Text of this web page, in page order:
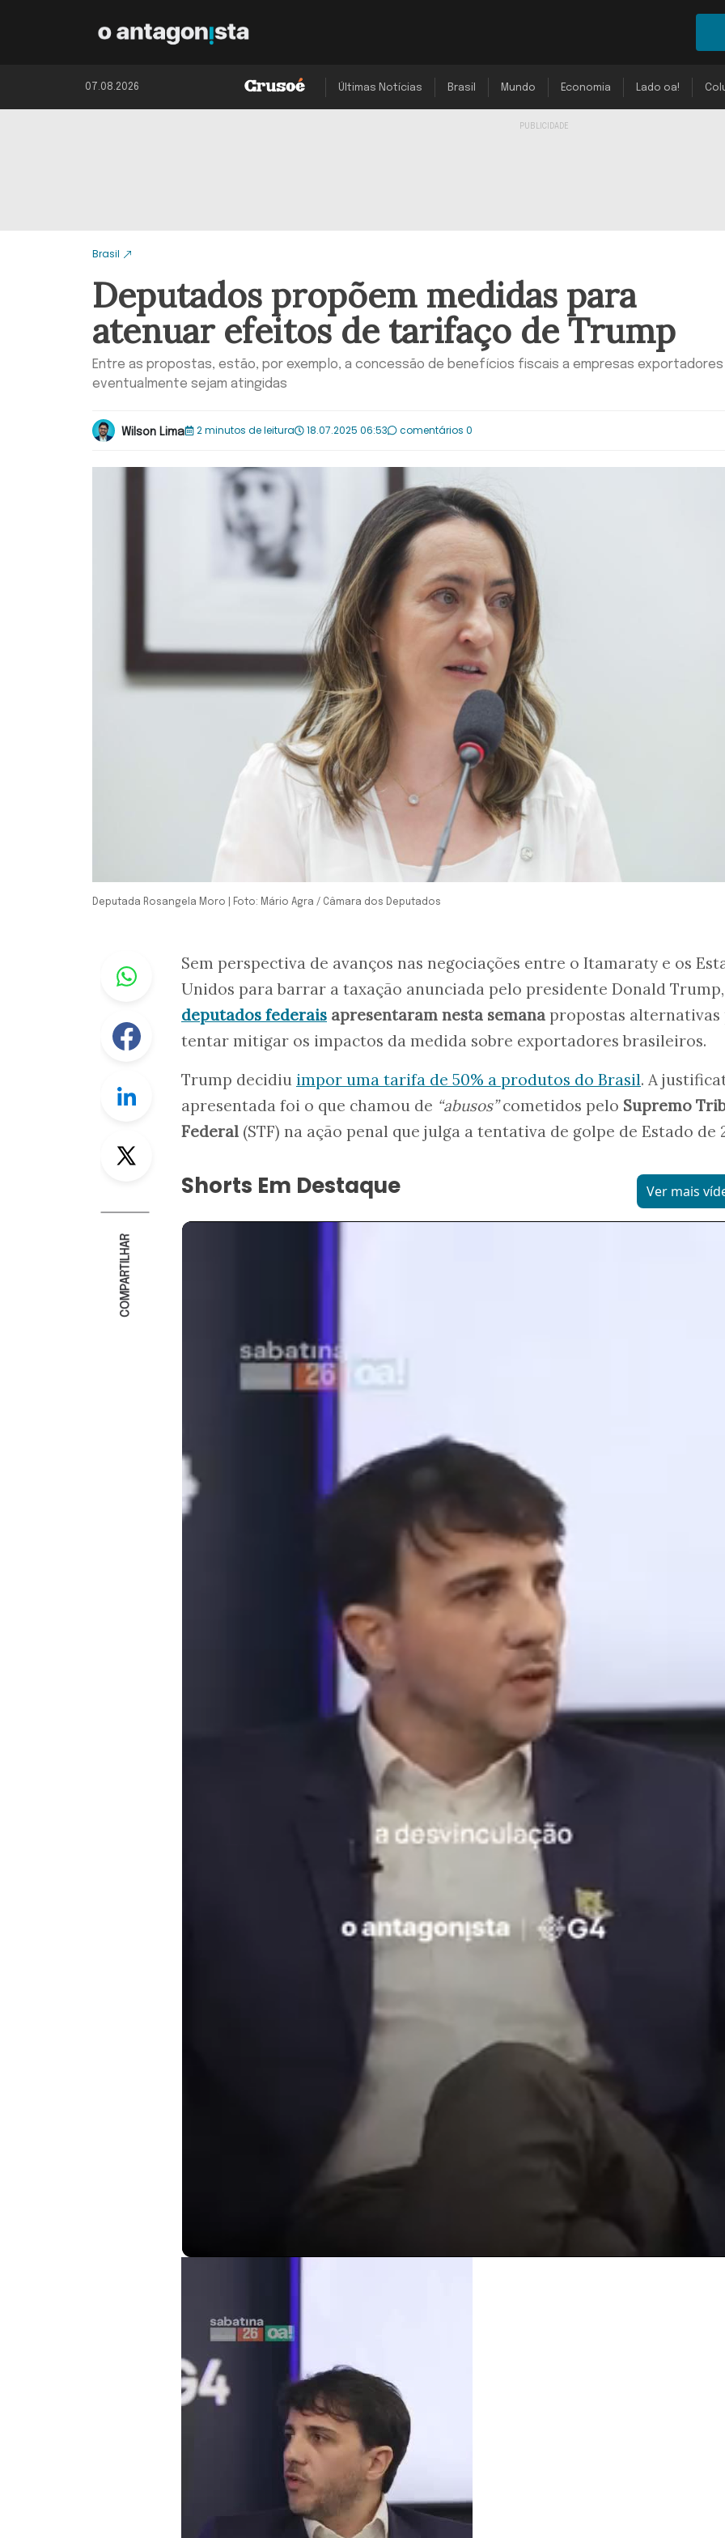
07.08.2026 Últimas Notícias Brasil Mundo Economia Lado oa!
Brasil
Deputados propõem medidas para
atenuar efeitos de tarifaço de Trump
Entre as propostas, estão, por exemplo, a concessão de benefícios fiscais a empresas exportadores
eventualmente sejam atingidas
Wilson Lima 2 minutos de leitura 18.07.2025 06:53 comentários 0
Deputada Rosangela Moro | Foto: Mário Agra / Câmara dos Deputados
Whastapp
Facebook
Linkedin
Twitter
COMPARTILHAR
Sem perspectiva de avanços nas negociações entre o Itamaraty e os
Unidos para barrar a taxação anunciada pelo presidente Donald Trump,
deputados federais apresentaram nesta semana propostas alternativas
tentar mitigar os impactos da medida sobre exportadores brasileiros.
Trump decidiu impor uma tarifa de 50% a produtos do Brasil. A
apresentada foi o que chamou de “abusos”cometidos pelo Supremo
Federal (STF) na ação penal que julga a tentativa de golpe de Estado de
Shorts Em Destaque Ver mais